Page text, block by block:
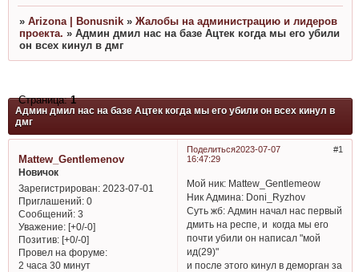
» Arizona | Bonusnik » Жалобы на администрацию и лидеров
проекта. » Админ дмил нас на базе Ацтек когда мы его убили
он всех кинул в дмг
Админ дмил нас на базе Ацтек когда мы его убили он всех кинул в
дмг
Страница:1
Поделиться 1
2023-07-07
16:47:29
Mattew_Gentlemenov
Новичок
Зарегистрирован: 2023-07-01
Приглашений:0
Сообщений:3
Уважение: [+0/-0]
Позитив: [+0/-0]
Провел на форуме:
2 часа 30 минут
Мой ник: Mattew_Gentlemeow
Ник Админа: Doni_Ryzhov
Суть жб: Админ начал нас первый
дмить на респе, и когда мы его
почти убили он написал "мой
ид(29)"
и после этого кинул в деморган за